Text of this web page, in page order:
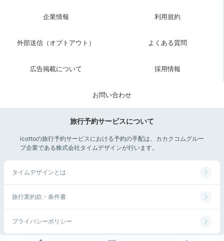
企業情報 利用規約
外部送信（オプトアウト） よくある質問
広告掲載について 採用情報
お問い合わせ
旅行予約サービスについて
icottoの旅行予約サービスにおける予約の手配は、カカクコムグルー
プ企業である株式会社タイムデザインが行います。
タイムデザインとは
旅行業約款・条件書
プライバシーポリシー